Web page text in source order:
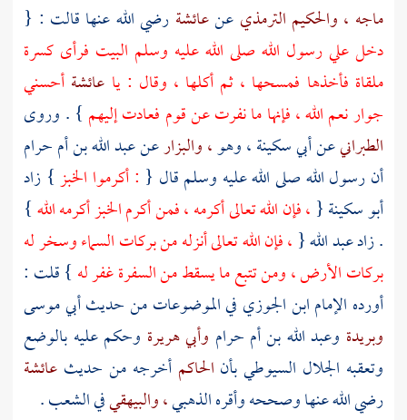
ماجه ، والحكيم الترمذي عنعائشة رضي الله عنها قالت : {
دخل علي رسول الله صلى الله عليه وسلم البيت فرأى كسرة
ملقاة فأخذها فمسحها ، ثم أكلها ، وقال : يا عائشة أحسني
جوار نعم الله ، فإنها ما نفرت عن قوم فعادت إليهم } . وروى
الطبرانيعنأبي سكينة، وهو، والبزارعنعبد الله بن أم حرام
أن رسول الله صلى الله عليه وسلم قال { : أكرموا الخبز} زاد
أبو سكينة{ ، فإن الله تعالى أكرمه ، فمن أكرم الخبز أكرمه الله}
. زادعبد الله{ ، فإن الله تعالى أنزله من بركات السماء وسخر له
بركات الأرض ، ومن تتبع ما يسقط من السفرة غفر له } قلت :
أورده الإمامابن الجوزي في الموضوعات من حديثأبي موسى
وبريدة وعبد الله بن أم حرام وأبي هريرة وحكم عليه بالوضع
وتعقبه الجلال السيوطيبأن الحاكمأخرجه من حديث عائشة
رضي الله عنها وصححه وأقرهالذهبي، والبيهقيفي الشعب .